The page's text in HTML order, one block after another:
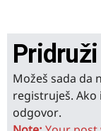
Možeš sada da
registruješ. Ako
odgovor.